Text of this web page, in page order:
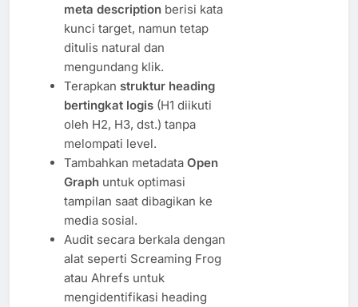
meta descriptionberisi kata
kunci target, namun tetap
ditulis natural dan
mengundang klik.
Terapkan struktur heading
bertingkat logis(H1 diikuti
oleh H2, H3, dst.) tanpa
melompati level.
Tambahkan metadata Open
Graphuntuk optimasi
tampilan saat dibagikan ke
media sosial.
Audit secara berkala dengan
alat seperti Screaming Frog
atau Ahrefs untuk
mengidentifikasi heading